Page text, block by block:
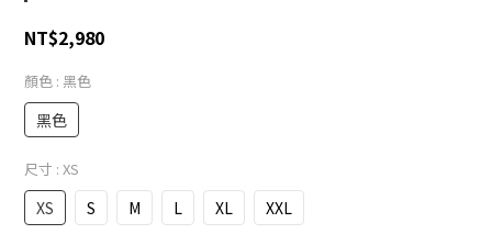
NT$2,980
顏色 : 黑色
黑色
尺寸 : XS
XS S M L XL XXL